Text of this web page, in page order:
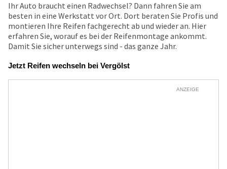
Ihr Auto braucht einen Radwechsel? Dann fahren Sie am
besten in eine Werkstatt vor Ort. Dort beraten Sie Profis und
montieren Ihre Reifen fachgerecht ab und wieder an. Hier
erfahren Sie, worauf es bei der Reifenmontage ankommt.
Damit Sie sicher unterwegs sind - das ganze Jahr.
Jetzt Reifen wechseln bei Vergölst
ANZEIGE